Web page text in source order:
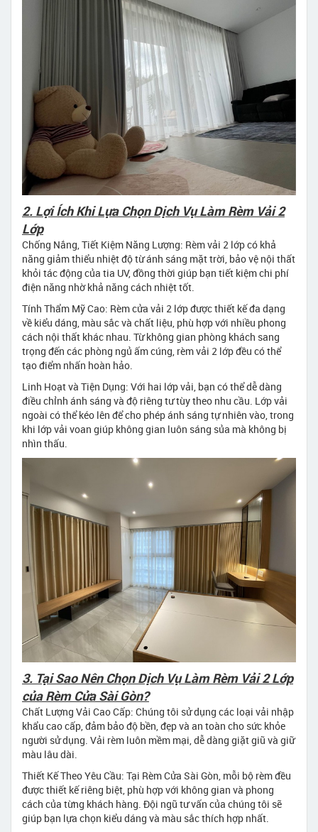
2. Lợi Ích Khi Lựa Chọn Dịch Vụ Làm Rèm Vải 2
Lớp
Chống Nắng, Tiết Kiệm Năng Lượng: Rèm vải 2 lớp có khả
năng giảm thiểu nhiệt độ từ ánh sáng mặt trời, bảo vệ nội thất
khỏi tác động của tia UV, đồng thời giúp bạn tiết kiệm chi phí
điện năng nhờ khả năng cách nhiệt tốt.
Tính Thẩm Mỹ Cao: Rèm cửa vải 2 lớp được thiết kế đa dạng
về kiểu dáng, màu sắc và chất liệu, phù hợp với nhiều phong
cách nội thất khác nhau. Từ không gian phòng khách sang
trọng đến các phòng ngủ ấm cúng, rèm vải 2 lớp đều có thể
tạo điểm nhấn hoàn hảo.
Linh Hoạt và Tiện Dụng: Với hai lớp vải, bạn có thể dễ dàng
điều chỉnh ánh sáng và độ riêng tư tùy theo nhu cầu. Lớp vải
ngoài có thể kéo lên để cho phép ánh sáng tự nhiên vào, trong
khi lớp vải voan giúp không gian luôn sáng sủa mà không bị
nhìn thấu.
3. Tại Sao Nên Chọn Dịch Vụ Làm Rèm Vải 2 Lớp
của Rèm Cửa Sài Gòn?
Chất Lượng Vải Cao Cấp: Chúng tôi sử dụng các loại vải nhập
khẩu cao cấp, đảm bảo độ bền, đẹp và an toàn cho sức khỏe
người sử dụng. Vải rèm luôn mềm mại, dễ dàng giặt giũ và giữ
màu lâu dài.
Thiết Kế Theo Yêu Cầu: Tại Rèm Cửa Sài Gòn, mỗi bộ rèm đều
được thiết kế riêng biệt, phù hợp với không gian và phong
cách của từng khách hàng. Đội ngũ tư vấn của chúng tôi sẽ
giúp bạn lựa chọn kiểu dáng và màu sắc thích hợp nhất.